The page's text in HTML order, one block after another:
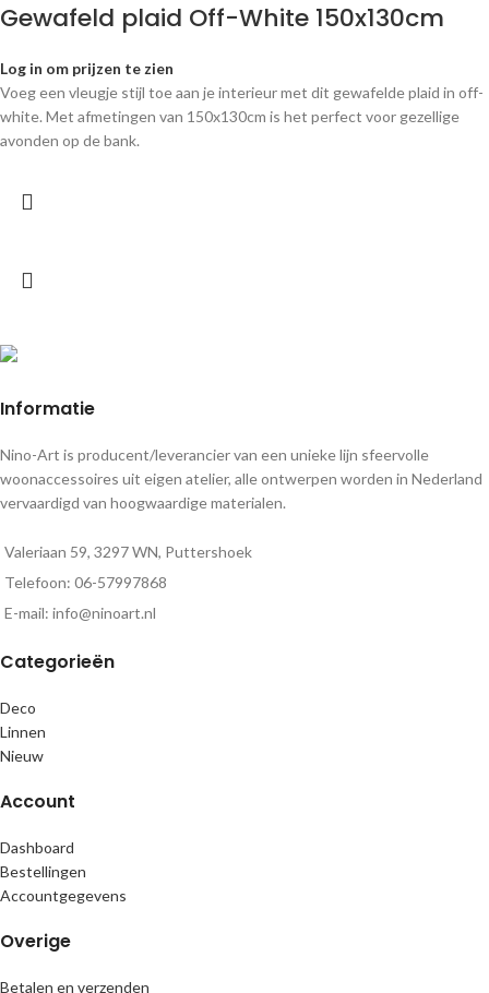
Gewafeld plaid Off-White 150x130cm
Log in om prijzen te zien
Voeg een vleugje stijl toe aan je interieur met dit gewafelde plaid in off-
white. Met afmetingen van 150x130cm is het perfect voor gezellige
avonden op de bank.
Informatie
Nino-Art is producent/leverancier van een unieke lijn sfeervolle
woonaccessoires uit eigen atelier, alle ontwerpen worden in Nederland
vervaardigd van hoogwaardige materialen.
Valeriaan 59, 3297 WN, Puttershoek
Telefoon: 06-57997868
E-mail: info@ninoart.nl
Categorieën
Deco
Linnen
Nieuw
Account
Dashboard
Bestellingen
Accountgegevens
Overige
Betalen en verzenden